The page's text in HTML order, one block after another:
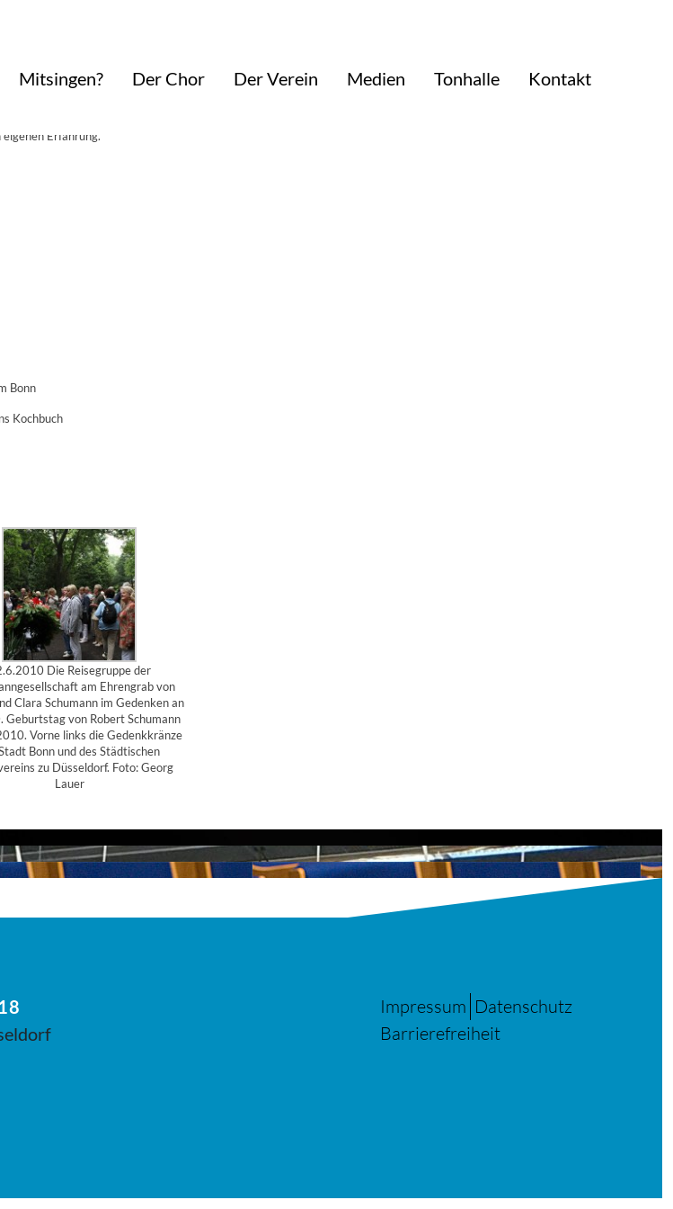
Mitsingen? Der Chor Der Verein Medien Tonhalle
Kontakt
inzwischen zur festen Tradition im Kanon der Schumannfest-Veranstaltungen geworden ist. In Gesprächen, Gedanken, in
Erfahrung.
Bonn
Kochbuch
Die Reisegruppe der
am Ehrengrab von
Clara Schumann im Gedenken an
Geburtstag von Robert Schumann
Vorne links die Gedenkkränze
Bonn und des Städtischen
zu Düsseldorf. Foto: Georg
Lauer
Impressum Datenschutz
Barrierefreiheit